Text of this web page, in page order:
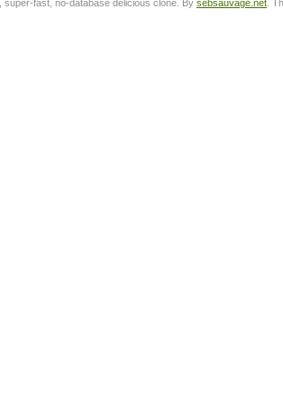
super-fast, no-database delicious clone. By sebsauvage.net .